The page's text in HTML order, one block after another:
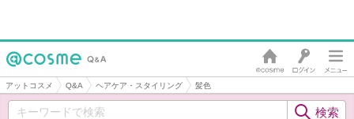
アットコスメ Q&A ヘアケア・スタイリング 髪色